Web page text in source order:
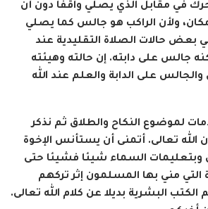
في مقابل الذي يصلي واقفا دون أن
ولأن الراكب هو جالس كما يصلي
حالات الصلاة التقليدية عند
جالس على دابته. إن حالته وهيئته
على الدابة والعلم عند الله
لموضوع النكاح والطلاق ثم نذكر
الله تعالى. أتمنى أن يستأنس الإخوة
وبتعليمات السماء شيئا فشيئا حتى
التي مني بها المسلمون إثر تركهم
البشرية بديلا عن كلام الله تعالى.